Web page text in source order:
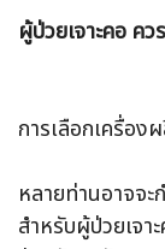
ผู้ป่วยเจาะคอ ค
การเลือกเครื่อง
หลายท่านอาจจะ
สำหรับผู้ป่วยเจ